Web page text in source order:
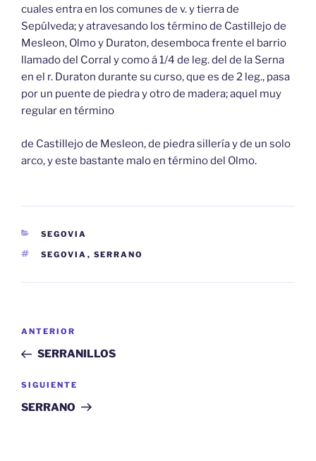
cuales entra en los comunes de v. y tierra de
Sepúlveda; y atravesando los término de Castillejo de
Mesleon, Olmo y Duraton, desemboca frente el barrio
llamado del Corral y como á 1/4 de leg. del de la Serna
en el r. Duraton durante su curso, que es de 2 leg., pasa
por un puente de piedra y otro de madera; aquel muy
regular en término
de Castillejo de Mesleon, de piedra sillería y de un solo
arco, y este bastante malo en término del Olmo.
CATEGORÍAS
SEGOVIA
ETIQUETAS
SEGOVIA , SERRANO
Navegación
entradas
Entrada
anterior:
ANTERIOR
SERRANILLOS
Siguiente
entrada
SIGUIENTE
SERRANO